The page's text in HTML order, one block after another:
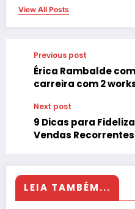
View All Posts
Previous post
Érica Rambalde
carreira com 2
Next post
9 Dicas para
Vendas
LEIA TAMBÉM...